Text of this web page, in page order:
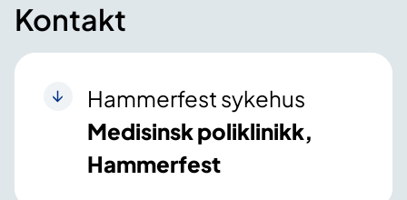
Kontakt
Hammerfest sykehus
Medisinsk poliklinikk,
Hammerfest